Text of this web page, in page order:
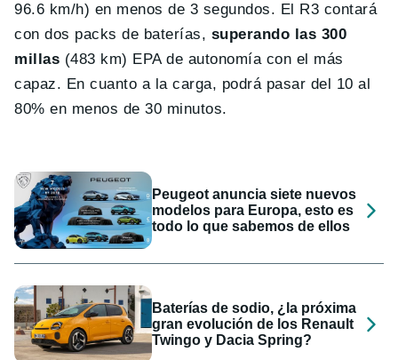
96.6 km/h) en menos de 3 segundos. El R3 contará
con dos packs de baterías, superando las 300
millas (483 km) EPA de autonomía con el más
capaz. En cuanto a la carga, podrá pasar del 10 al
80% en menos de 30 minutos.
Peugeot anuncia siete nuevos
modelos para Europa, esto es
todo lo que sabemos de ellos
Baterías de sodio, ¿la próxima
gran evolución de los Renault
Twingo y Dacia Spring?